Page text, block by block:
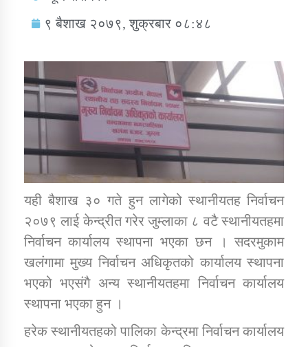
डिभिजन कार्यालय जुम्लाको सुचना सन्देश
सामाजिक बिकास कार्यालय जुम्लाकाे सुचना
९ बैशाख २०७९, शुक्रबार ०८:४८
यही बैशाख ३० गते हुन लागेको स्थानीयतह निर्वाचन
२०७९ लाई केन्द्रीत गरेर जुम्लाका ८ वटै स्थानीयतहमा
निर्वाचन कार्यालय स्थापना भएका छन । सदरमुकाम
खलंगामा मुख्य निर्वाचन अधिकृतको कार्यालय स्थापना
भएको भएसंगै अन्य स्थानीयतहमा निर्वाचन कार्यालय
स्थापना भएका हुन ।
हरेक स्थानीयतहको पालिका केन्द्रमा निर्वाचन कार्यालय